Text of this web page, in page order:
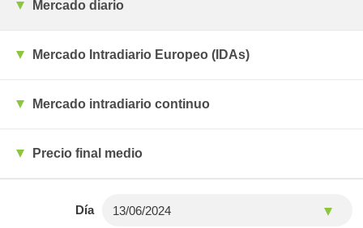
Mercado diario
Mercado Intradiario Europeo (IDAs)
Mercado intradiario continuo
Precio final medio
Día